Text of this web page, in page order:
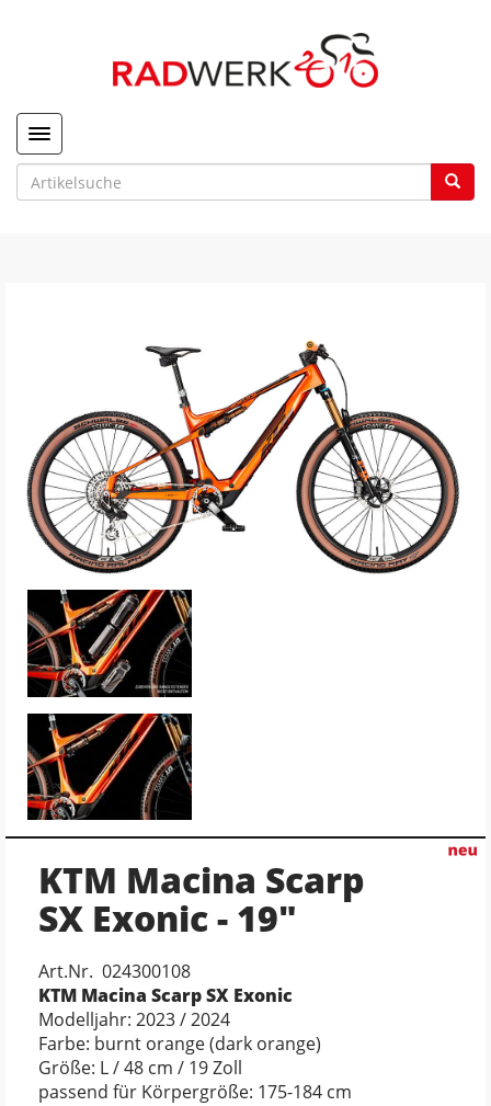
Toggle navigation
KTM Macina Scarp
SX Exonic - 19"
Art.Nr. 024300108
KTM Macina Scarp SX Exonic
Modelljahr: 2023 / 2024
Farbe: burnt orange (dark orange)
Größe: L / 48 cm / 19 Zoll
passend für Körpergröße: 175-184 cm